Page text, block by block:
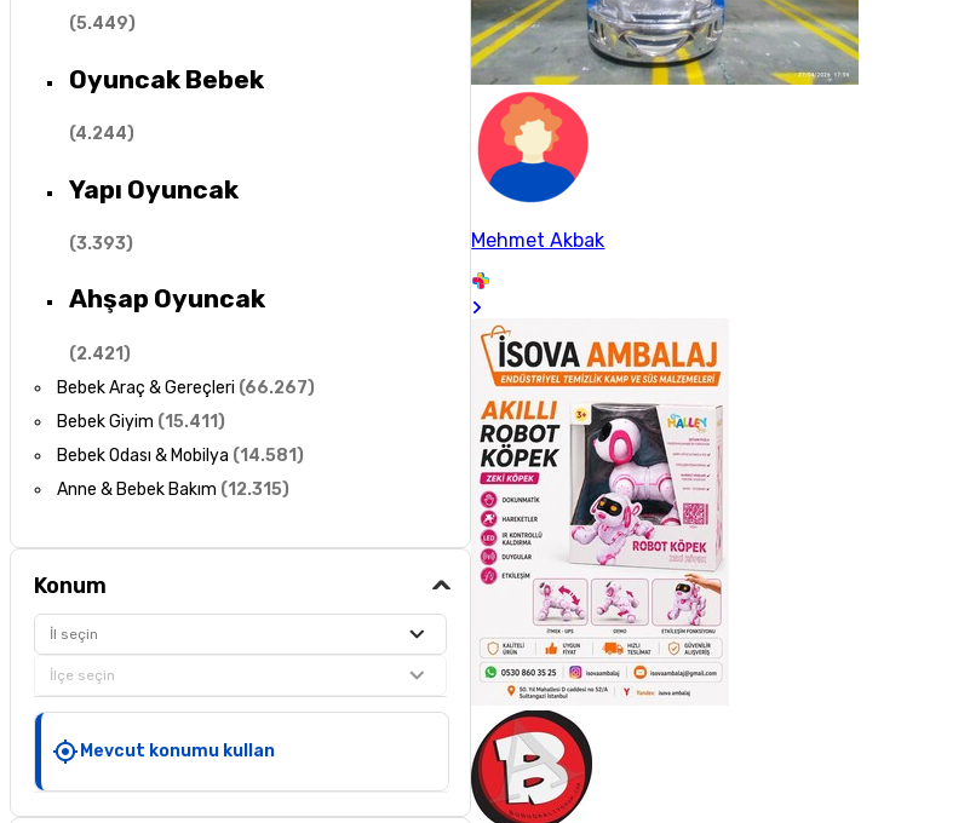
(5.449)
Oyuncak Bebek
(4.244)
Yapı Oyuncak
(3.393)
Ahşap Oyuncak
(2.421)
Bebek Araç & Gereçleri (66.267)
Bebek Giyim (15.411)
Bebek Odası & Mobilya (14.581)
Anne & Bebek Bakım (12.315)
Konum
İl seçin
İlçe seçin
Mevcut konumu kullan
Mehmet Akbak